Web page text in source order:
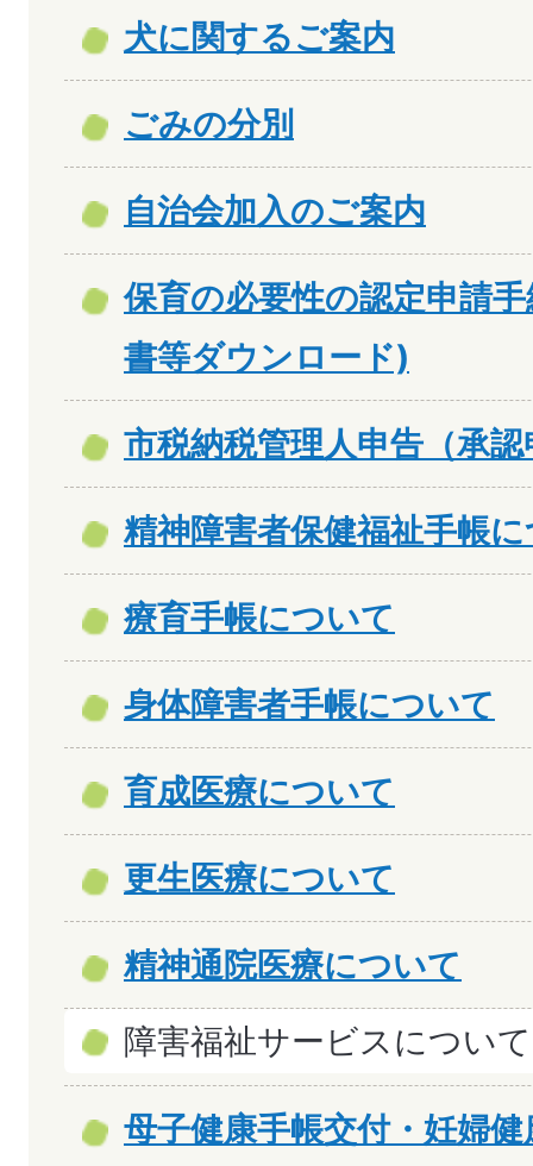
犬に関するご案内
ごみの分別
自治会加入のご案内
保育の必要性の認定申請
書等ダウンロード)
市税納税管理人申告（承
精神障害者保健福祉手帳
療育手帳について
身体障害者手帳について
育成医療について
更生医療について
精神通院医療について
障害福祉サービスについて
母子健康手帳交付・妊婦